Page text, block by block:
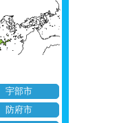
宇部市
防府市